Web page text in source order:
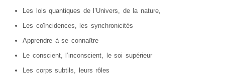
Les lois quantiques de l’Univers, de la nature,
Les coïncidences, les synchronicités
Apprendre à se connaître
Le conscient, l’inconscient, le soi supérieur
Les corps subtils, leurs rôles